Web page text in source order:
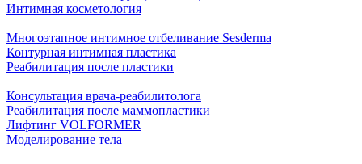
Интимная косметология
Многоэтапное интимное отбеливание Sesderma
Контурная интимная пластика
Реабилитация после пластики
Консультация врача-реабилитолога
Реабилитация после маммопластики
Лифтинг VOLFORMER
Моделирование тела